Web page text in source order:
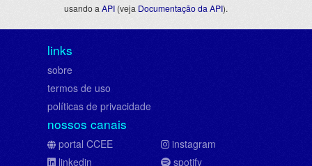
usando a API (veja Documentação da API).
links
sobre
termos de uso
políticas de privacidade
nossos canais
portal CCEE
linkedin
instagram
spotify